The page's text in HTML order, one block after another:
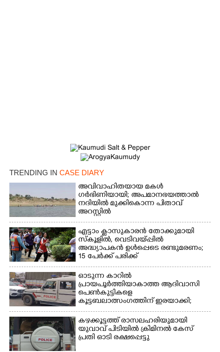
TRENDING IN CASE DIARY
അവിവാഹിതയായ മകൾ
ഗർഭിണിയായി; അപമാനഭയത്താൽ
നദിയിൽ മുക്കികൊന്ന പിതാവ്
അറസ്റ്റിൽ
എട്ടാം ക്ളാസുകാരൻ തോക്കുമായി
സ്കൂളിൽ, വെടിവയ്പ്പിൽ
അദ്ധ്യാപകൻ ഉൾപ്പെടെ രണ്ടുമരണം;
15 പേർക്ക് പരിക്ക്
ഓടുന്ന കാറിൽ
പ്രായപൂർത്തിയാകാത്ത ആദിവാസി
പെൺകുട്ടികളെ
കൂട്ടബലാത്സംഗത്തിന് ഇരയാക്കി;
മൂന്ന് പേർ പിടിയിൽ
കഴക്കൂട്ടത്ത് രാസലഹരിയുമായി
യുവാവ് പിടിയിൽ ക്രിമിനൽ കേസ്
പ്രതി ഓടി രക്ഷപ്പെട്ടു
Copy Link